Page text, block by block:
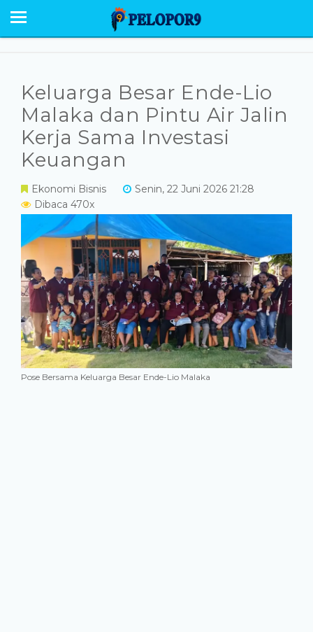
BERANDA
PESONA
EKONOMI POLITIK
OPINI
HUMANIORA
HUKUM KRIMINAL
GALERI
Keluarga Besar Ende-Lio
Malaka dan Pintu Air Jalin
Kerja Sama Investasi
Keuangan
Ekonomi Bisnis
Senin, 22 Juni 2026 21:28
Dibaca 470x
Pose Bersama Keluarga Besar Ende-Lio Malaka